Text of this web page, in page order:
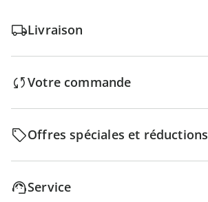
Livraison
Votre commande
Offres spéciales et réductions
Service